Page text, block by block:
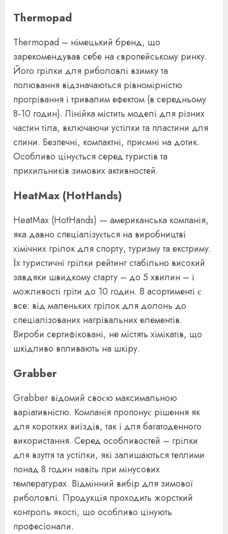
Thermopad
Thermopad – німецький бренд, що
зарекомендував себе на європейському ринку.
Його грілки для риболовлі взимку та
полювання відзначаються рівномірністю
прогрівання і тривалим ефектом (в середньому
8-10 годин). Лінійка містить моделі для різних
частин тіла, включаючи устілки та пластини для
спини. Безпечні, компактні, приємні на дотик.
Особливо цінується серед туристів та
прихильників зимових активностей.
HeatMax (HotHands)
HeatMax (HotHands) — американська компанія,
яка давно спеціалізується на виробництві
хімічних грілок для спорту, туризму та екстриму.
Їх туристичні грілки рейтинг стабільно високий
завдяки швидкому старту – до 5 хвилин – і
можливості гріти до 10 годин. В асортименті є
все: від маленьких грілок для долонь до
спеціалізованих нагрівальних елементів.
Вироби сертифіковані, не містять хімікатів, що
шкідливо впливають на шкіру.
Grabber
Grabber відомий своєю максимальною
варіативністю. Компанія пропонує рішення як
для коротких виїздів, так і для багатоденного
використання. Серед особливостей – грілки
для взуття та устілки, які залишаються теплими
понад 8 годин навіть при мінусових
температурах. Відмінний вибір для зимової
риболовлі. Продукція проходить жорсткий
контроль якості, що особливо цінують
професіонали.